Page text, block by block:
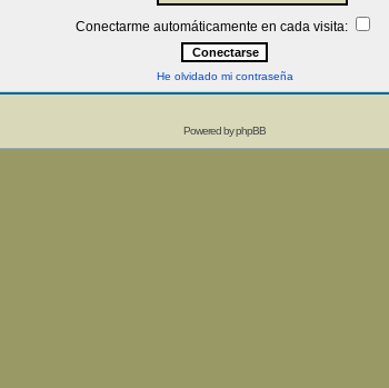
Conectarme automáticamente en cada visita:
He olvidado mi contraseña
Powered byphpBB